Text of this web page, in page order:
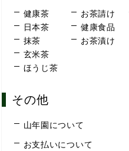
健康茶
日本茶
抹茶
玄米茶
ほうじ茶
お茶請け
健康食品
お茶漬け
その他
山年園について
お支払いについて